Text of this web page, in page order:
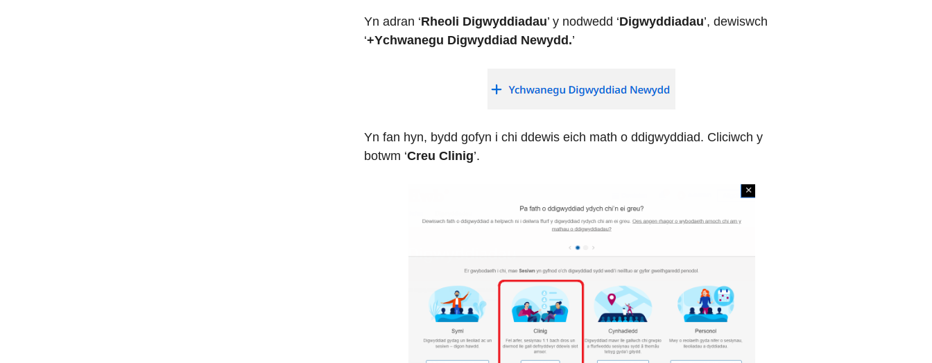
Yn adran ‘Rheoli Digwyddiadau’ y nodwedd ‘Digwyddiadau’, dewiswch
‘+Ychwanegu Digwyddiad Newydd.’
Yn fan hyn, bydd gofyn i chi ddewis eich math o ddigwyddiad. Cliciwch y
botwm ‘Creu Clinig’.